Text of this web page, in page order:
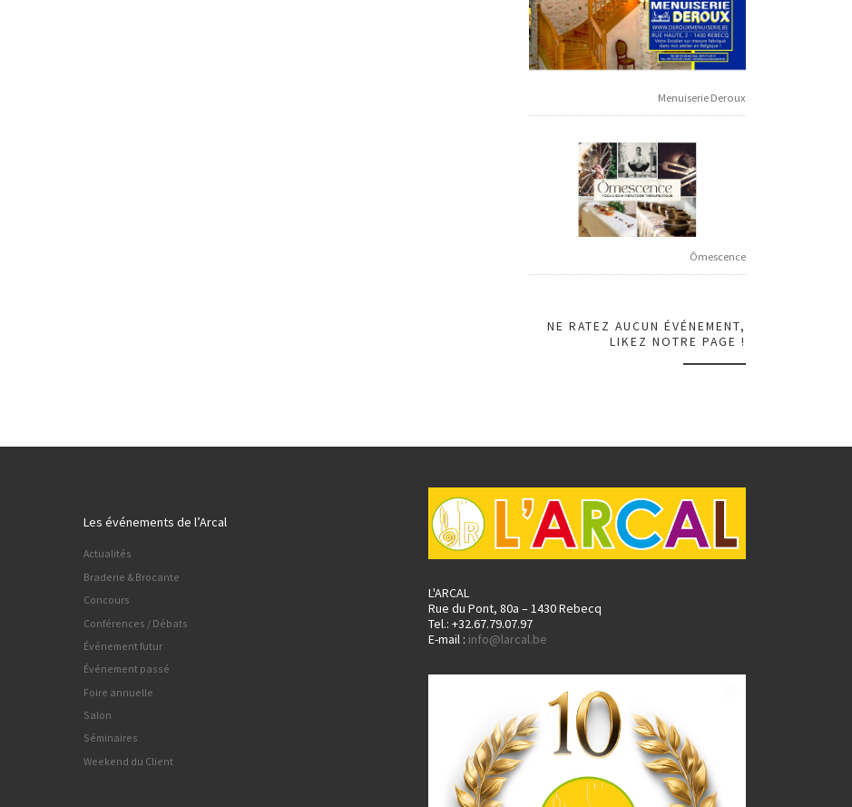
Menuiserie Deroux
Ômescence
NE RATEZ AUCUN ÉVÉNEMENT,
LIKEZ NOTRE PAGE !
Les événements de l’Arcal
Actualités
Braderie & Brocante
Concours
Conférences / Débats
Événement futur
Événement passé
Foire annuelle
Salon
Séminaires
Weekend du Client
L'ARCAL
Rue du Pont, 80a – 1430 Rebecq
Tel.: +32.67.79.07.97
E-mail : info@larcal.be